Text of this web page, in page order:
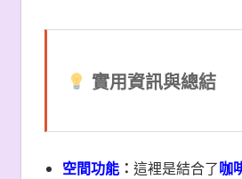
實用資訊與總結
空間功能： 這裡是結合了咖